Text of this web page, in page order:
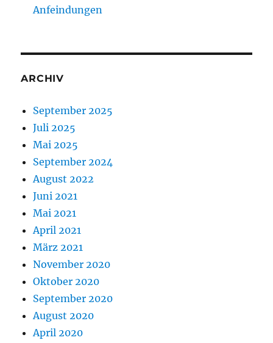
Anfeindungen
ARCHIV
September 2025
Juli 2025
Mai 2025
September 2024
August 2022
Juni 2021
Mai 2021
April 2021
März 2021
November 2020
Oktober 2020
September 2020
August 2020
April 2020